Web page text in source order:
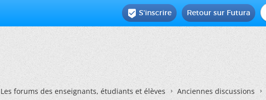
Retour sur Futura
 S'inscrire
Les forums des enseignants, étudiants et élèves Anciennes discussions